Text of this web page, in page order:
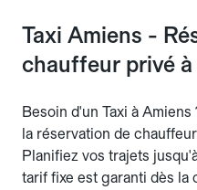
Taxi Amiens -
chauffeur privé
Besoin d'un Taxi à
la réservation de
Planifiez vos trajets
tarif fixe est garanti dès